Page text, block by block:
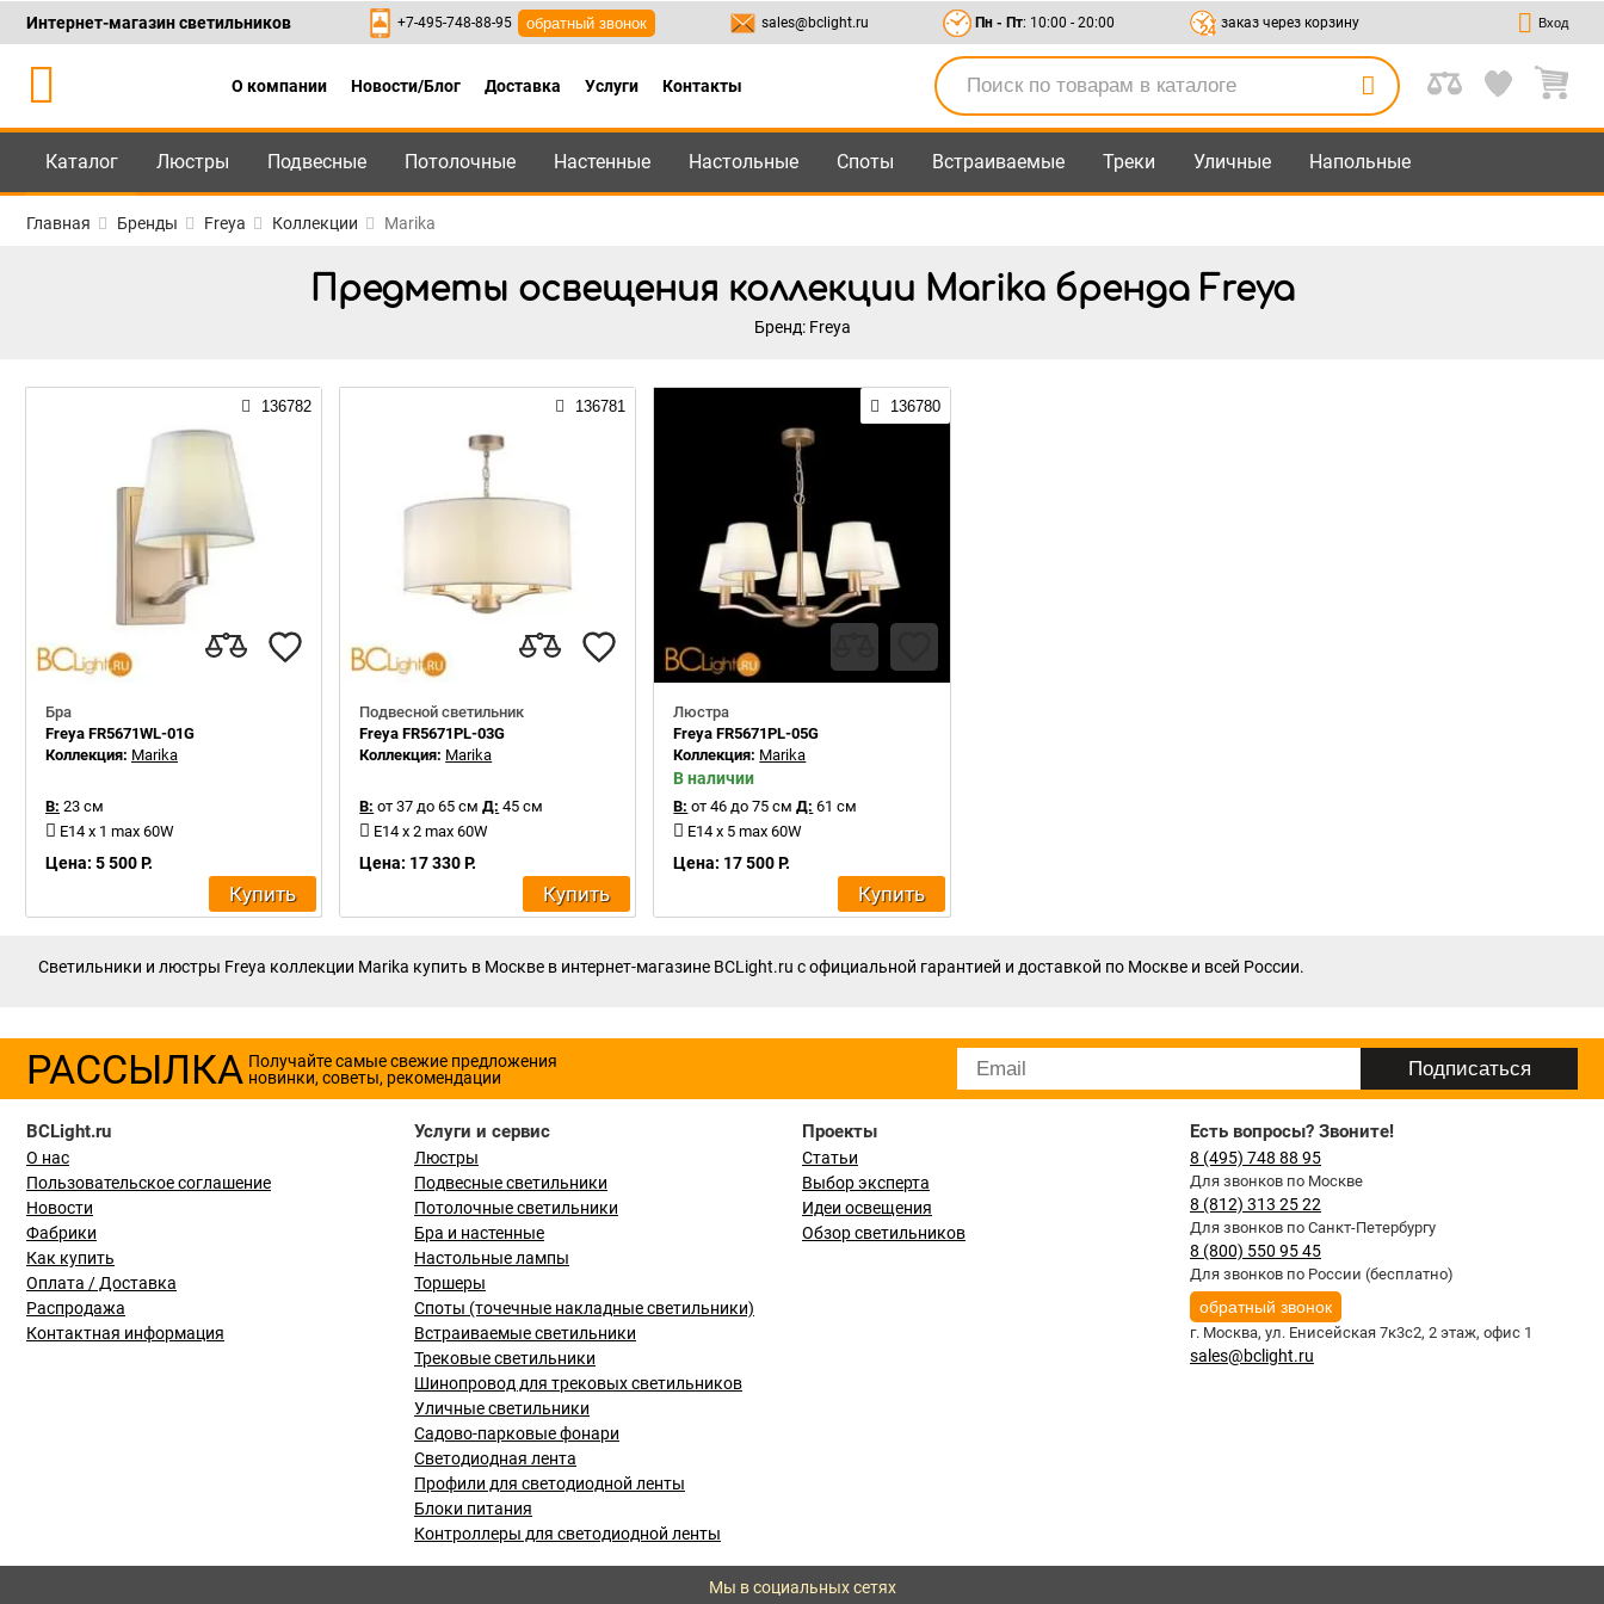
Каталог +7-495-748-88-95 ,8-800-550-95-45 sales@bclight.ru
Интернет-магазин светильников +7-495-748-88-95 обратный звонок sales@bclight.ru Пн - Пт: 10:00 - 20:00 заказ через корзину Вход
О компании Новости/Блог Доставка Услуги Контакты
Каталог Люстры Подвесные Потолочные Настенные Настольные Споты Встраиваемые Треки Уличные Напольные
Главная Бренды Freya Коллекции Marika
Предметы освещения коллекции Marika бренда Freya
Бренд: Freya
136782
Бра
Freya FR5671WL-01G
Коллекция: Marika
В: 23 см
E14 x 1 max 60W
Цена: 5 500 Р.
Купить
136781
Подвесной светильник
Freya FR5671PL-03G
Коллекция: Marika
В: от 37 до 65 см Д: 45 см
E14 x 2 max 60W
Цена: 17 330 Р.
Купить
136780
Люстра
Freya FR5671PL-05G
Коллекция: Marika
В наличии
В: от 46 до 75 см Д: 61 см
E14 x 5 max 60W
Цена: 17 500 Р.
Купить
Светильники и люстры Freya коллекции Marika купить в Москве в интернет-магазине BCLight.ru с официальной гарантией и доставкой по Москве и всей России.
РАССЫЛКА Получайте самые свежие предложения
новинки, советы, рекомендации
BCLight.ru
О нас
Пользовательское соглашение
Новости
Фабрики
Как купить
Оплата / Доставка
Распродажа
Контактная информация
Услуги и сервис
Люстры
Подвесные светильники
Потолочные светильники
Бра и настенные
Настольные лампы
Торшеры
Споты (точечные накладные светильники)
Встраиваемые светильники
Трековые светильники
Шинопровод для трековых светильников
Уличные светильники
Садово-парковые фонари
Светодиодная лента
Профили для светодиодной ленты
Блоки питания
Контроллеры для светодиодной ленты
Проекты
Статьи
Выбор эксперта
Идеи освещения
Обзор светильников
Есть вопросы? Звоните!
8 (495) 748 88 95
Для звонков по Москве
8 (812) 313 25 22
Для звонков по Санкт-Петербургу
8 (800) 550 95 45
Для звонков по России (бесплатно)
обратный звонок
г. Москва, ул. Енисейская 7к3с2, 2 этаж, офис 1
sales@bclight.ru
Мы в социальных сетях